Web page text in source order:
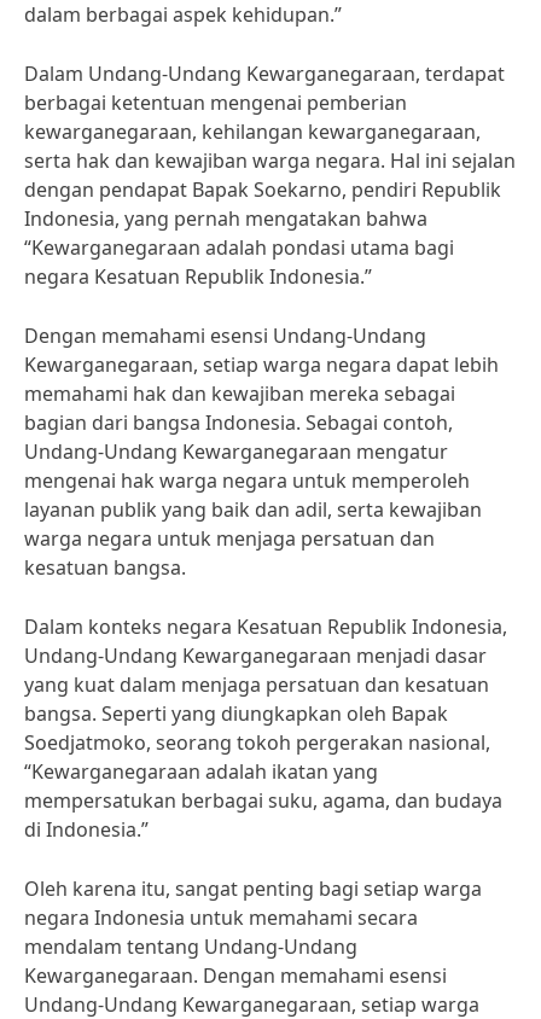
dalam berbagai aspek kehidupan.”
Dalam Undang-Undang Kewarganegaraan, terdapat
berbagai ketentuan mengenai pemberian
kewarganegaraan, kehilangan kewarganegaraan,
serta hak dan kewajiban warga negara. Hal ini sejalan
dengan pendapat Bapak Soekarno, pendiri Republik
Indonesia, yang pernah mengatakan bahwa
“Kewarganegaraan adalah pondasi utama bagi
negara Kesatuan Republik Indonesia.”
Dengan memahami esensi Undang-Undang
Kewarganegaraan, setiap warga negara dapat lebih
memahami hak dan kewajiban mereka sebagai
bagian dari bangsa Indonesia. Sebagai contoh,
Undang-Undang Kewarganegaraan mengatur
mengenai hak warga negara untuk memperoleh
layanan publik yang baik dan adil, serta kewajiban
warga negara untuk menjaga persatuan dan
kesatuan bangsa.
Dalam konteks negara Kesatuan Republik Indonesia,
Undang-Undang Kewarganegaraan menjadi dasar
yang kuat dalam menjaga persatuan dan kesatuan
bangsa. Seperti yang diungkapkan oleh Bapak
Soedjatmoko, seorang tokoh pergerakan nasional,
“Kewarganegaraan adalah ikatan yang
mempersatukan berbagai suku, agama, dan budaya
di Indonesia.”
Oleh karena itu, sangat penting bagi setiap warga
negara Indonesia untuk memahami secara
mendalam tentang Undang-Undang
Kewarganegaraan. Dengan memahami esensi
Undang-Undang Kewarganegaraan, setiap warga